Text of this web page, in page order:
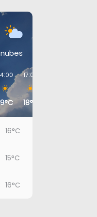
17:00
18°C
16°C
15°C
16°C